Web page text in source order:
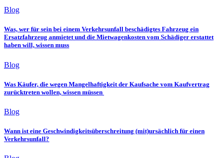
Blog
Was, wer für sein bei einem Verkehrsunfall beschädigtes Fahrzeug ein
Ersatzfahrzeug anmietet und die Mietwagenkosten vom Schädiger erstattet
haben will, wissen muss
Blog
Was Käufer, die wegen Mangelhaftigkeit der Kaufsache vom Kaufvertrag
zurücktreten wollen, wissen müssen
Blog
Wann ist eine Geschwindigkeitsüberschreitung (mit)ursächlich für einen
Verkehrsunfall?